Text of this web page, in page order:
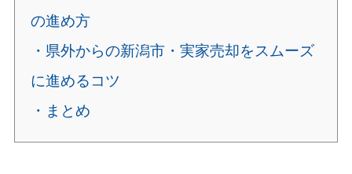
の進め方
・県外からの新潟市・実家売却をスムーズ
に進めるコツ
・まとめ